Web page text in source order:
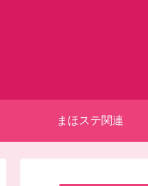
まほステ関連